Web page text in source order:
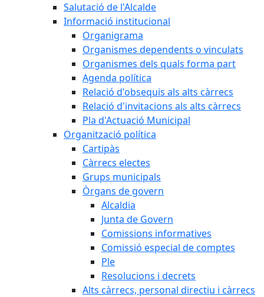
Salutació de l'Alcalde
Informació institucional
Organigrama
Organismes dependents o vinculats
Organismes dels quals forma part
Agenda política
Relació d'obsequis als alts càrrecs
Relació d'invitacions als alts càrrecs
Pla d'Actuació Municipal
Organització política
Cartipàs
Càrrecs electes
Grups municipals
Òrgans de govern
Alcaldia
Junta de Govern
Comissions informatives
Comissió especial de comptes
Ple
Resolucions i decrets
Alts càrrecs, personal directiu i càrrecs